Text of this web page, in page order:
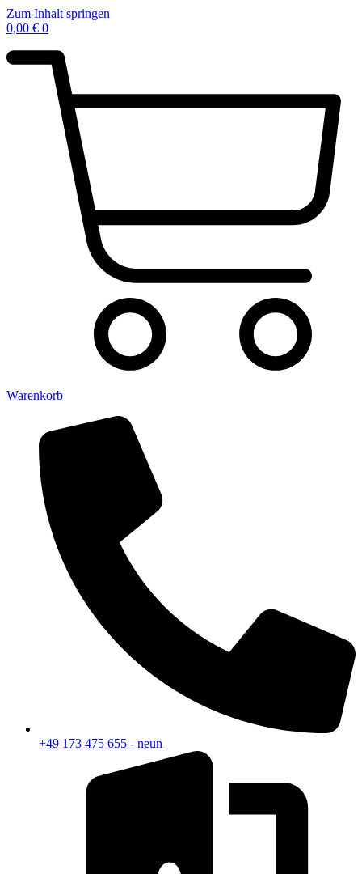
Zum Inhalt springen
0,00 € 0
Warenkorb
+49 173 475 655 - neun